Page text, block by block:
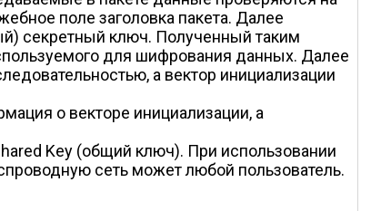
поле заголовка пакета. Далее
секретный ключ. Полученный таким
для шифрования данных. Далее
а вектор инициализации
о векторе инициализации, а
Key (общий ключ). При использовании
сеть может любой пользователь.